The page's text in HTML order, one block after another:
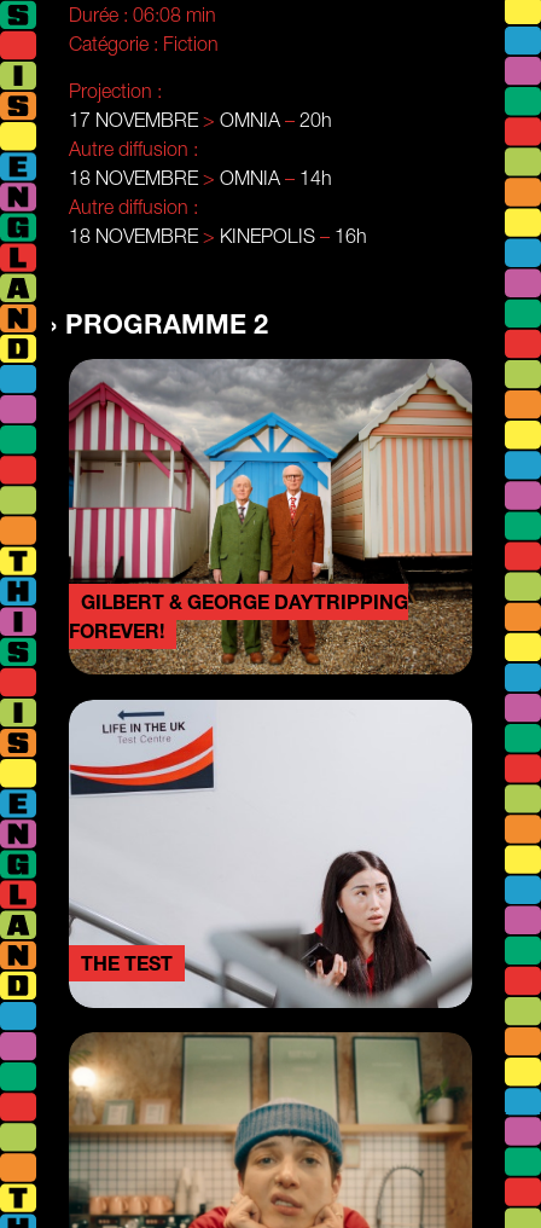
Durée : 06:08 min
Catégorie : Fiction
Projection :
17 NOVEMBRE > OMNIA – 20h
Autre diffusion :
18 NOVEMBRE > OMNIA – 14h
Autre diffusion :
18 NOVEMBRE > KINEPOLIS – 16h
PROGRAMME 2
GILBERT & GEORGE DAYTRIPPING
FOREVER!
THE TEST